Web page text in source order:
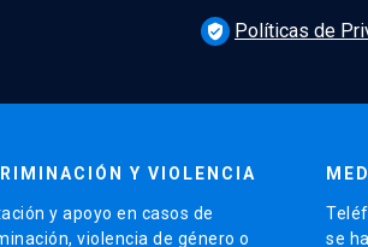
verified_user Políticas de
Y VIOLENCIA
y apoyo en casos de
violencia de género o
se